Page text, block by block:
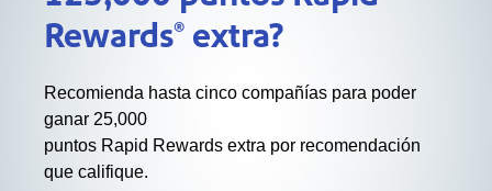
Rewards® extra?
Recomienda hasta cinco compañías para poder
ganar 25,000
puntos Rapid Rewards extra por recomendación
que califique.